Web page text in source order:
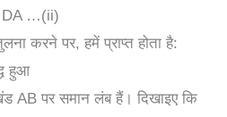
DA …(ii)
करने पर, हमें प्राप्त होता है:
हुआ
AB पर समान लंब हैं। दिखाइए कि